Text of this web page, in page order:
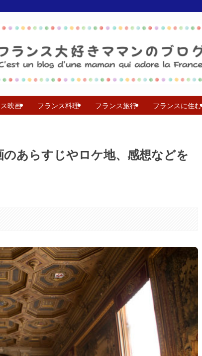
映画 フランス料理 フランス旅行 フランスに住む
のあらすじやロケ地、感想などを